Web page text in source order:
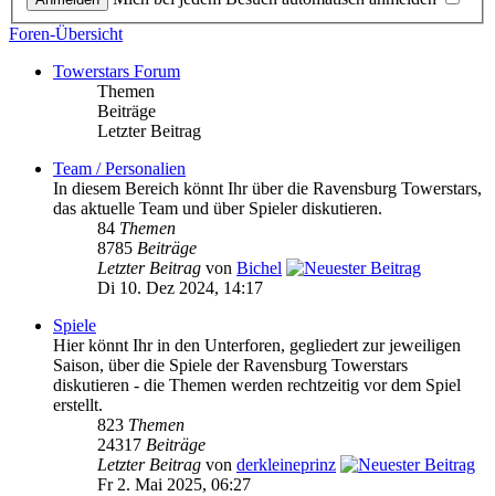
Foren-Übersicht
Towerstars Forum
Themen
Beiträge
Letzter Beitrag
Team / Personalien
In diesem Bereich könnt Ihr über die Ravensburg Towerstars,
das aktuelle Team und über Spieler diskutieren.
84 Themen
8785 Beiträge
Letzter Beitrag von Bichel
Di 10. Dez 2024, 14:17
Spiele
Hier könnt Ihr in den Unterforen, gegliedert zur jeweiligen
Saison, über die Spiele der Ravensburg Towerstars
diskutieren - die Themen werden rechtzeitig vor dem Spiel
erstellt.
823 Themen
24317 Beiträge
Letzter Beitrag von derkleineprinz
Fr 2. Mai 2025, 06:27